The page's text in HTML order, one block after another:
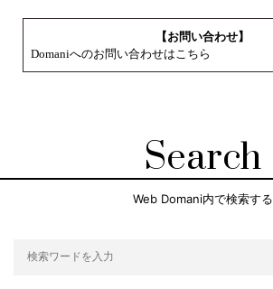
【お問い合わせ】
Domaniへのお問い合わせはこちら
Search
Web Domani内で検索する